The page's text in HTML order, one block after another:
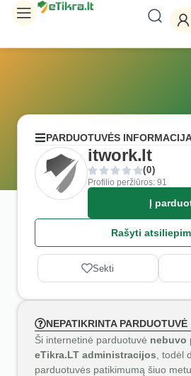
PARDUOTUVĖS
itwork.lt
(0)
Profilio peržiūros: 91
Į
Rašyti
Sekti
NEPATIKRINTA PARDUOTUVĖ
Ši internetinė parduotuvė nebuvo
eTikra.LT administracijos , todėl
parduotuvės patikimumą šiuo